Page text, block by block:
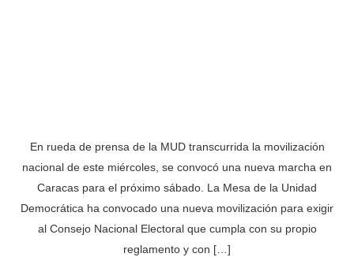
En rueda de prensa de la MUD transcurrida la movilización
nacional de este miércoles, se convocó una nueva marcha en
Caracas para el próximo sábado. La Mesa de la Unidad
Democrática ha convocado una nueva movilización para exigir
al Consejo Nacional Electoral que cumpla con su propio
reglamento y con […]